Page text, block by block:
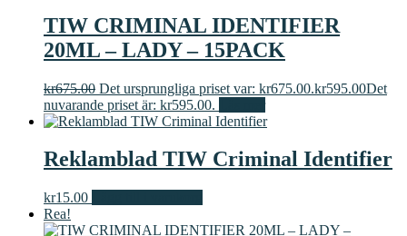
TIW CRIMINAL IDENTIFIER
20ML – LADY – 15PACK
kr675.00 Det ursprungliga priset var: kr675.00.kr595.00Det
nuvarande priset är: kr595.00.
Reklamblad TIW Criminal Identifier
kr15.00
Rea!